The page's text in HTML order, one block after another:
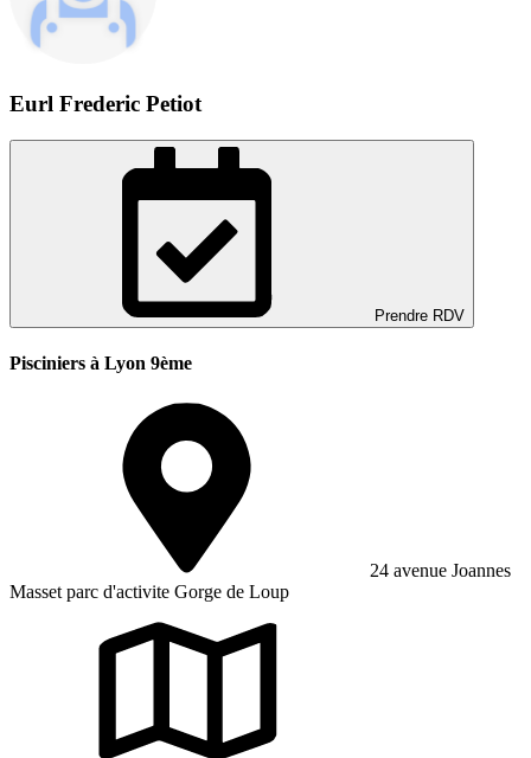
Eurl Frederic Petiot
Prendre RDV
Pisciniers à Lyon 9ème
24 avenue Joannes
Masset parc d'activite Gorge de Loup